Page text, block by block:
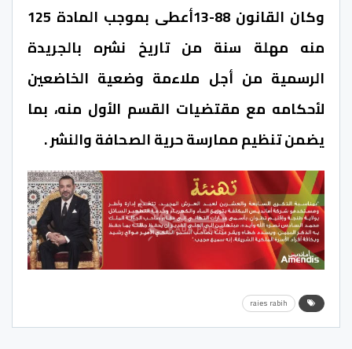
وكان القانون 88-13أعطى بموجب المادة 125
منه مهلة سنة من تاريخ نشره بالجريدة
الرسمية من أجل ملاءمة وضعية الخاضعين
لأحكامه مع مقتضيات القسم الأول منه، بما
يضمن تنظيم ممارسة حرية الصحافة والنشر .
raies rabih